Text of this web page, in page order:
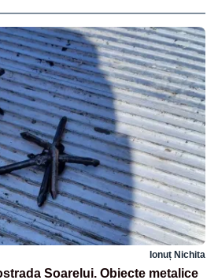
Ionuț Nichita
Soarelui. Obiecte metalice